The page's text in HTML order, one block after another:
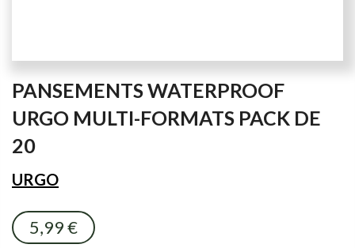
to
beginning
of
images
PANSEMENTS WATERPROOF
URGO MULTI-FORMATS PACK DE
20
URGO
5,99 €